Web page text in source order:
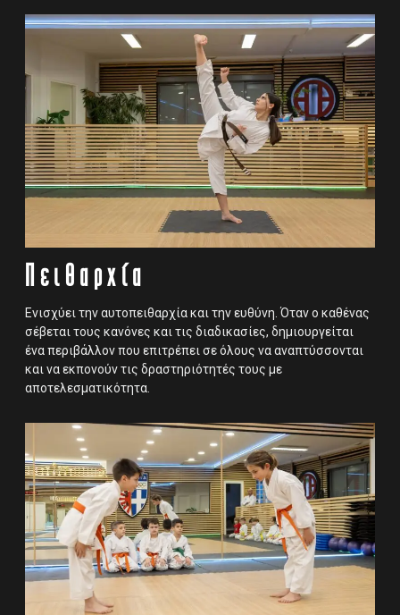
Πειθαρχία
Ενισχύει την αυτοπειθαρχία και την ευθύνη. Όταν ο καθένας
σέβεται τους κανόνες και τις διαδικασίες, δημιουργείται
ένα περιβάλλον που επιτρέπει σε όλους να αναπτύσσονται
και να εκπονούν τις δραστηριότητές τους με
αποτελεσματικότητα.